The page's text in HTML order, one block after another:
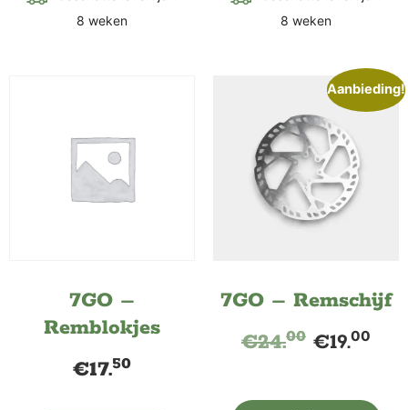
8 weken
8 weken
7GO –
Remblokjes
€17.50
Aanbieding!
7GO – Remschijf
€24.00 €19.00